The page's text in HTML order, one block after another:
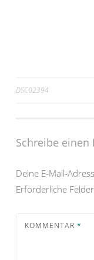
DSC02394
Schreibe
Deine E-Mail-
Erforderliche
KOMMENTAR *